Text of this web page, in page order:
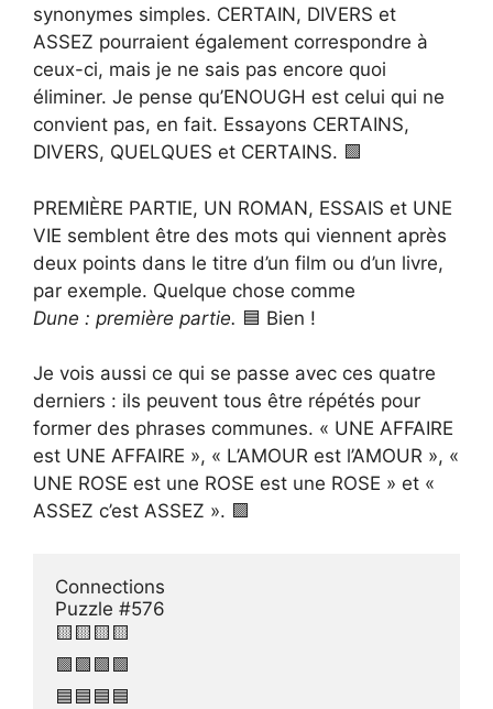
synonymes simples. CERTAIN, DIVERS et
ASSEZ pourraient également correspondre à
ceux-ci, mais je ne sais pas encore quoi
éliminer. Je pense qu’ENOUGH est celui qui ne
convient pas, en fait. Essayons CERTAINS,
DIVERS, QUELQUES et CERTAINS. 🟩
PREMIÈRE PARTIE, UN ROMAN, ESSAIS et UNE
VIE semblent être des mots qui viennent après
deux points dans le titre d’un film ou d’un livre,
par exemple. Quelque chose comme
Dune : première partie. 🟦 Bien !
Je vois aussi ce qui se passe avec ces quatre
derniers : ils peuvent tous être répétés pour
former des phrases communes. « UNE AFFAIRE
est UNE AFFAIRE », « L’AMOUR est l’AMOUR », «
UNE ROSE est une ROSE est une ROSE » et «
ASSEZ c’est ASSEZ ». 🟪
Connections
Puzzle #576
🟨🟨🟨🟨
🟩🟩🟩🟩
🟦🟦🟦🟦